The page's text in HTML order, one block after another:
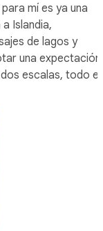
mí es ya una
Islandia,
de lagos y
una expectación
escalas, todo el